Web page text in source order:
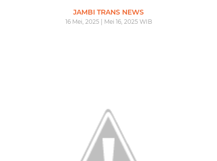
JAMBI TRANS NEWS
16 Mei, 2025 | Mei 16, 2025 WIB